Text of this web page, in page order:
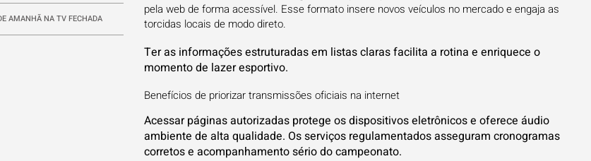
AMANHÃ NA TV FECHADA
pela web de forma acessível. Esse formato insere novos veículos no mercado e engaja as
torcidas locais de modo direto.
Ter as informações estruturadas em listas claras facilita a rotina e enriquece o
momento de lazer esportivo.
Benefícios de priorizar transmissões oficiais na internet
Acessar páginas autorizadas protege os dispositivos eletrônicos e oferece áudio
ambiente de alta qualidade. Os serviços regulamentados asseguram cronogramas
corretos e acompanhamento sério do campeonato.